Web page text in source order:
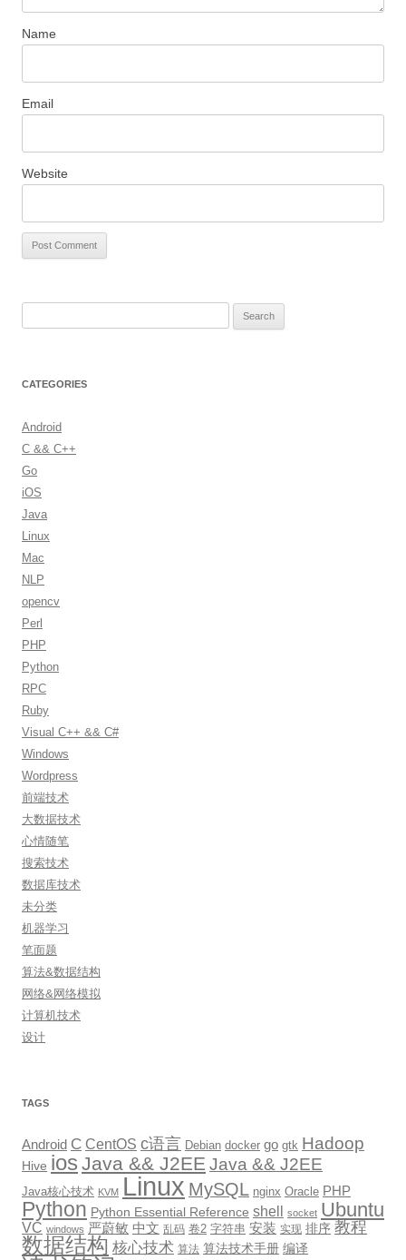
Name
Email
Website
r
h
f
o
r
:
CATEGORIES
Android
C && C++
Go
iOS
Java
Linux
Mac
NLP
opencv
Perl
PHP
Python
RPC
Ruby
Visual C++ && C#
Windows
Wordpress
前端技术
大数据技术
心情随笔
搜索技术
数据库技术
未分类
机器学习
笔面题
算法&数据结构
网络&网络模拟
计算机技术
设计
TAGS
Android C CentOS c语言 Debian docker go gtk Hadoop
Hive ios Java && J2EE Java && J2EE
Java核心技术 KVM Linux MySQL nginx Oracle PHP
Python Python Essential Reference shell socket Ubuntu
VC windows 严蔚敏 中文 乱码 卷2 字符串 安装 实现 排序 教程
数据结构 核心技术 算法 算法技术手册 编译